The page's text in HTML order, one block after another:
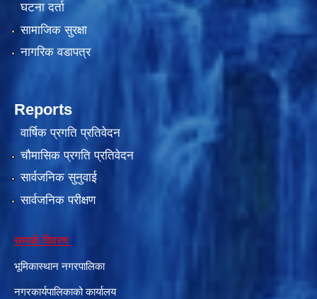
घटना दर्ता
सामाजिक सुरक्षा
नागरिक वडापत्र
Reports
वार्षिक प्रगति प्रतिवेदन
चौमासिक प्रगति प्रतिवेदन
सार्वजनिक सुनुवाई
सार्वजनिक परीक्षण
सम्पर्क विवरण
भूमिकास्थान नगरपालिका
नगरकार्यपालिकाको कार्यालय